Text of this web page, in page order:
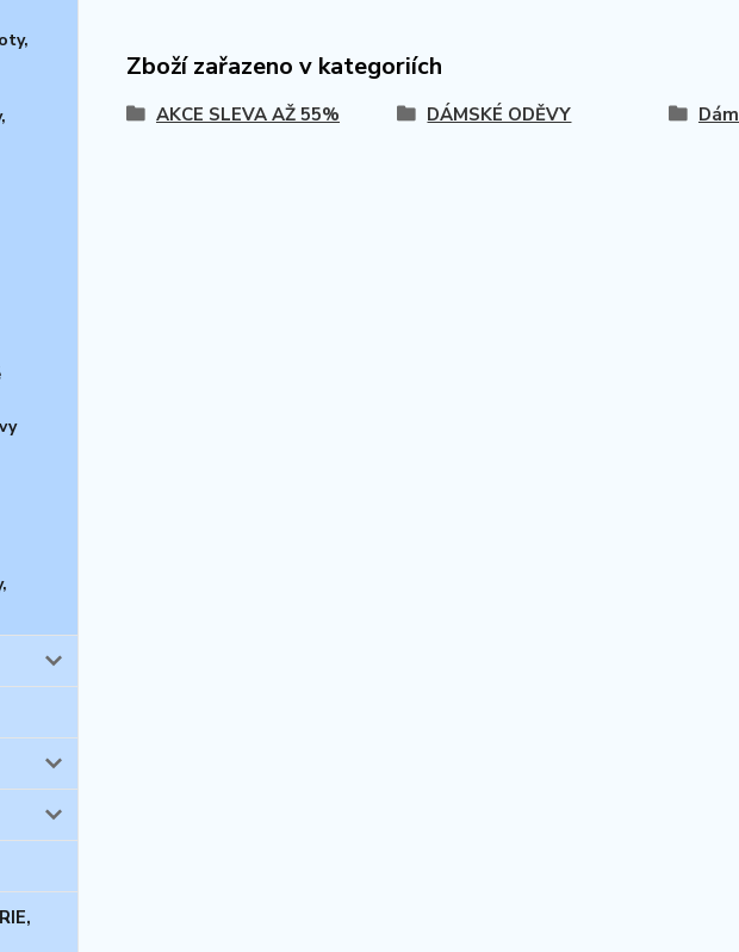
Zboží zařazeno v kategoriích
AKCE SLEVA AŽ 55% DÁMSKÉ ODĚVY